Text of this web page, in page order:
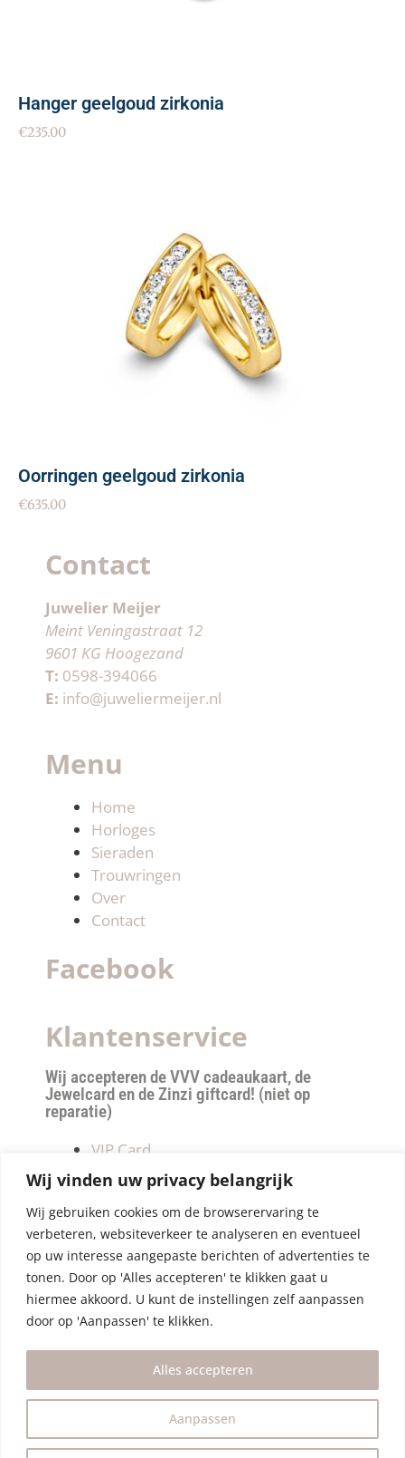
Wij vinden uw privacy belangrijk
Wij gebruiken cookies om de browserervaring te
verbeteren, websiteverkeer te analyseren en eventueel
op uw interesse aangepaste berichten of advertenties te
tonen. Door op 'Alles accepteren' te klikken gaat u
hiermee akkoord. U kunt de instellingen zelf aanpassen
door op 'Aanpassen' te klikken.
Aanpassen
Alles accepteren
Hanger geelgoud zirkonia
€235.00
Oorringen geelgoud zirkonia
€635.00
Contact
Juwelier Meijer
Meint Veningastraat 12
9601 KG Hoogezand
T: 0598-394066
E: info@juweliermeijer.nl
Menu
Home
Horloges
Sieraden
Trouwringen
Over
Contact
Facebook
Klantenservice
Wij accepteren de VVV cadeaukaart, de
Jewelcard en de Zinzi giftcard! (niet op
reparatie)
VIP Card
Retourneren
Betalen & verzendkosten
Privacy Policy
Algemene Voorwaarden